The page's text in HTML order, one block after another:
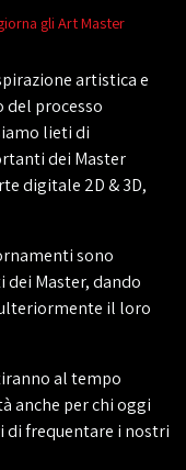
gli Art Master
artistica e
processo
lieti di
dei Master
digitale 2D & 3D,
sono
Master, dando
il loro
al tempo
anche per chi oggi
di frequentare i nostri